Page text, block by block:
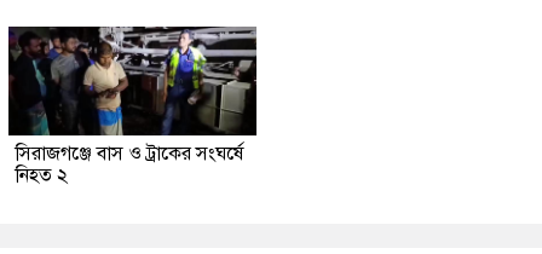
সিরাজগঞ্জে বাস ও ট্রাকের সংঘর্ষে
নিহত ২